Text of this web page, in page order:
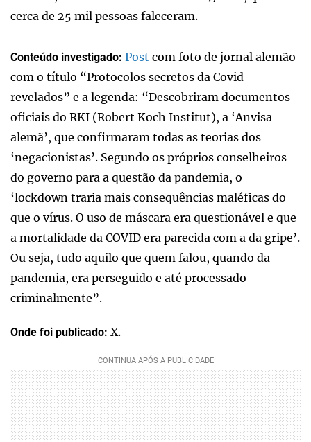
cerca de 25 mil pessoas faleceram.
Conteúdo investigado: Post com foto de jornal alemão
com o título “Protocolos secretos da Covid
revelados” e a legenda: “Descobriram documentos
oficiais do RKI (Robert Koch Institut), a ‘Anvisa
alemã’, que confirmaram todas as teorias dos
‘negacionistas’. Segundo os próprios conselheiros
do governo para a questão da pandemia, o
‘lockdown traria mais consequências maléficas do
que o vírus. O uso de máscara era questionável e que
a mortalidade da COVID era parecida com a da gripe’.
Ou seja, tudo aquilo que quem falou, quando da
pandemia, era perseguido e até processado
criminalmente”.
Onde foi publicado: X.